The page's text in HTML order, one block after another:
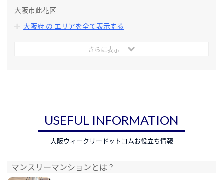
大阪市此花区
大阪府 の エリアを全て表示する
さらに表示
USEFUL INFORMATION
大阪ウィークリードットコムお役立ち情報
マンスリーマンションとは？